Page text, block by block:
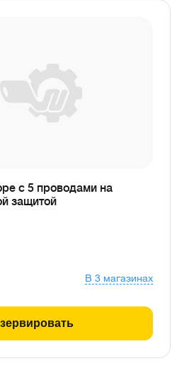
с 5 проводами на
защитой
В 3 магазинах